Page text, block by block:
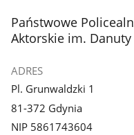
stopka
Państwowe
Aktorskie im.
ADRES
Pl. Grunwaldzki 1
81-372 Gdynia
NIP 5861743604